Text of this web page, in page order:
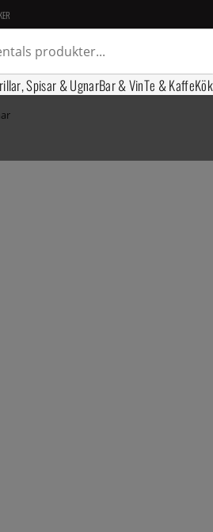
Spisar & UgnarBar & VinTe & Kaffe